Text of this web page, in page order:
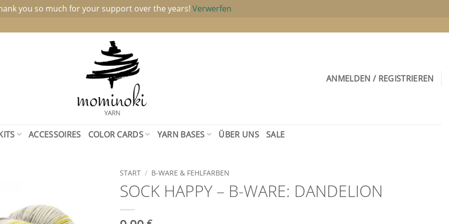
you so much for your support over the years! Verwerfen
ANMELDEN / REGISTRIEREN
ACCESSOIRES COLOR CARDS YARN BASES ÜBER UNS SALE
START / B-WARE & FEHLFARBEN
SOCK HAPPY – B-WARE: DANDELION